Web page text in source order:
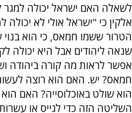
לשאלה האם ישראל יכולה
אלקין כי "ישראל אולי לא יכולה
הטרור ששמו חמאס, כי הוא בנוי
שנאה ליהודים אבל היא יכולה
אפשר לראות מה קורה ביהודה
חמאס? יש. האם הוא רוצה
הוא שולט באוכלוסייה? האם
השליטה הזה כדי לגייס או